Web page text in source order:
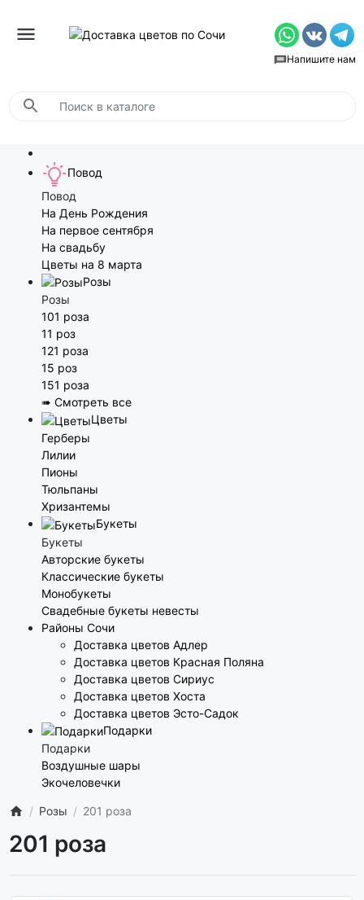
Напишите нам
Повод
Повод
На День Рождения
На первое сентября
На свадьбу
Цветы на 8 марта
Розы
Розы
101 роза
11 роз
121 роза
15 роз
151 роза
➠ Смотреть все
Цветы
Герберы
Лилии
Пионы
Тюльпаны
Хризантемы
Букеты
Букеты
Авторские букеты
Классические букеты
Монобукеты
Свадебные букеты невесты
Районы Сочи
Доставка цветов Адлер
Доставка цветов Красная Поляна
Доставка цветов Сириус
Доставка цветов Хоста
Доставка цветов Эсто-Садок
Подарки
Подарки
Воздушные шары
Экочеловечки
Розы 201 роза
201 роза